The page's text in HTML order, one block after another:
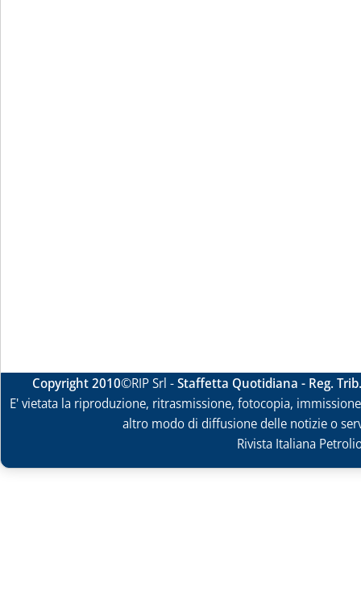
Copyright 2010©RIP Srl -Staffetta Quotidiana - Reg.
E' vietata la riproduzione, ritrasmissione, fotocopia,
altro modo di diffusione delle notizie o
Rivista Italiana